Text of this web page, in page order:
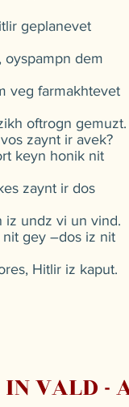
geplanevet
oyspampn dem
veg farmakhtevet
oftrogn gemuzt.
zaynt ir avek?
keyn honik nit
zaynt ir dos
iz undz vi un vind.
gey –dos iz nit
Hitlir iz kaput.
VALD -